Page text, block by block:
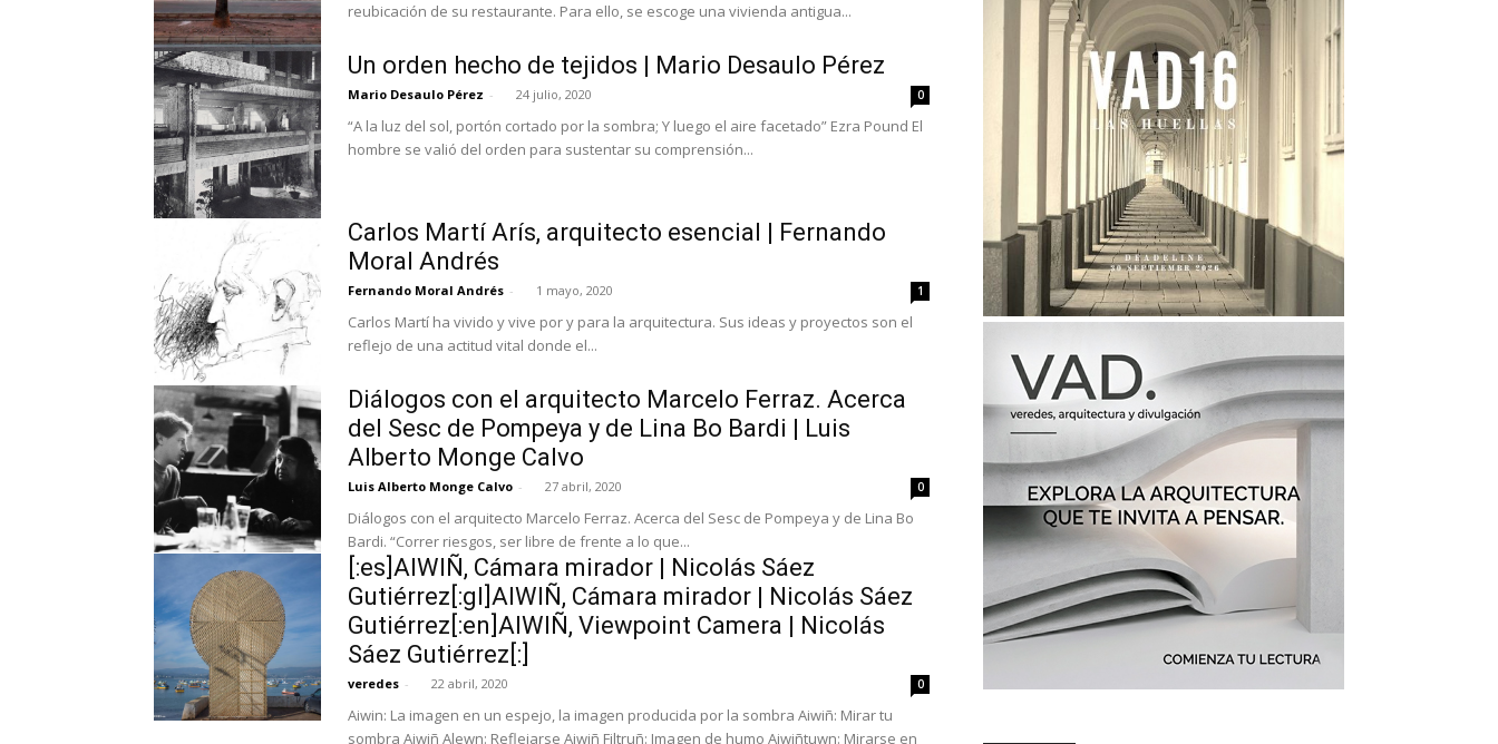
reubicación de su restaurante. Para ello, se escoge una vivienda antigua...
Un orden hecho de tejidos | Mario Desaulo Pérez
Mario Desaulo Pérez - 24 julio, 2020 0
“A la luz del sol, portón cortado por la sombra; Y luego el aire facetado” Ezra Pound El
hombre se valió del orden para sustentar su comprensión...
Carlos Martí Arís, arquitecto esencial | Fernando
Moral Andrés
Fernando Moral Andrés - 1 mayo, 2020 1
Carlos Martí ha vivido y vive por y para la arquitectura. Sus ideas y proyectos son el
reflejo de una actitud vital donde el...
Diálogos con el arquitecto Marcelo Ferraz. Acerca
del Sesc de Pompeya y de Lina Bo Bardi | Luis
Alberto Monge Calvo
Luis Alberto Monge Calvo - 27 abril, 2020 0
Diálogos con el arquitecto Marcelo Ferraz. Acerca del Sesc de Pompeya y de Lina Bo
Bardi. “Correr riesgos, ser libre de frente a lo que...
[:es]AIWIÑ, Cámara mirador | Nicolás Sáez
Gutiérrez[:gl]AIWIÑ, Cámara mirador | Nicolás Sáez
Gutiérrez[:en]AIWIÑ, Viewpoint Camera | Nicolás
Sáez Gutiérrez[:]
veredes - 22 abril, 2020 0
Aiwin: La imagen en un espejo, la imagen producida por la sombra Aiwiñ: Mirar tu
sombra Aiwiñ Alewn: Reflejarse Aiwiñ Filtruñ: Imagen de humo Aiwiñtuwn: Mirarse en